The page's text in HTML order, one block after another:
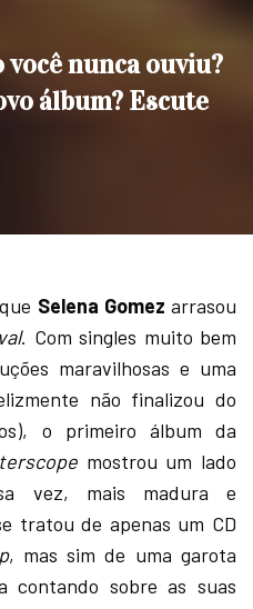
você nunca ouviu?
álbum? Escute
Selena Gomez arrasou
. Com singles muito bem
maravilhosas e uma
não finalizou do
o primeiro álbum da
mostrou um lado
vez, mais madura e
tratou de apenas um CD
, mas sim de uma garota
contando sobre as suas